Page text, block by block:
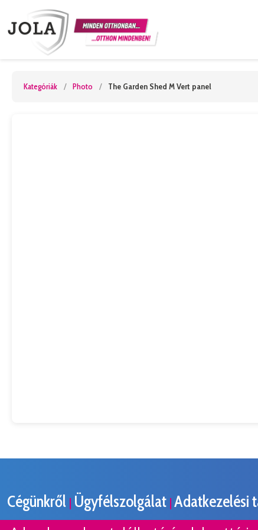
Kategóriák / Photo / The Garden Shed M Vert panel
Cégünkről | Ügyfélszolgálat | Adatkezelési